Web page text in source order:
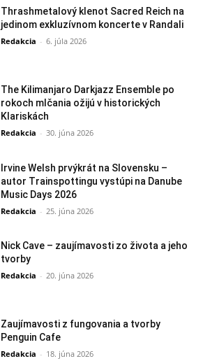
Thrashmetalový klenot Sacred Reich na
jedinom exkluzívnom koncerte v Randali
Redakcia - 6. júla 2026
The Kilimanjaro Darkjazz Ensemble po
rokoch mlčania ožijú v historických
Klariskách
Redakcia - 30. júna 2026
Irvine Welsh prvýkrát na Slovensku –
autor Trainspottingu vystúpi na Danube
Music Days 2026
Redakcia - 25. júna 2026
Nick Cave – zaujímavosti zo života a jeho
tvorby
Redakcia - 20. júna 2026
Zaujímavosti z fungovania a tvorby
Penguin Cafe
Redakcia - 18. júna 2026